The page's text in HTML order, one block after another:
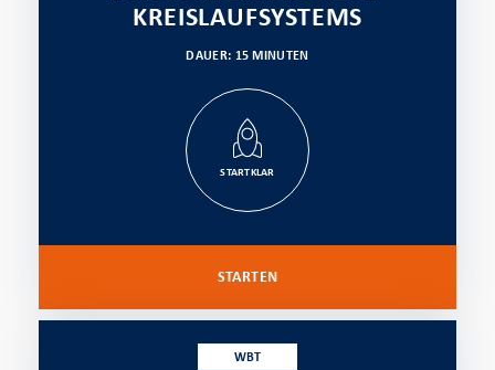
KREISLAUFSYSTEMS
DAUER: 15 MINUTEN
STARTKLAR
STARTEN
WBT